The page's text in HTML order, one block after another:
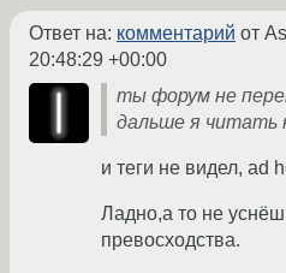
Ответ на: комментарий от
20:48:29 +00:00
ты форум не
дальше я читать
и теги не видел, ad
Ладно,а то не
превосходства.